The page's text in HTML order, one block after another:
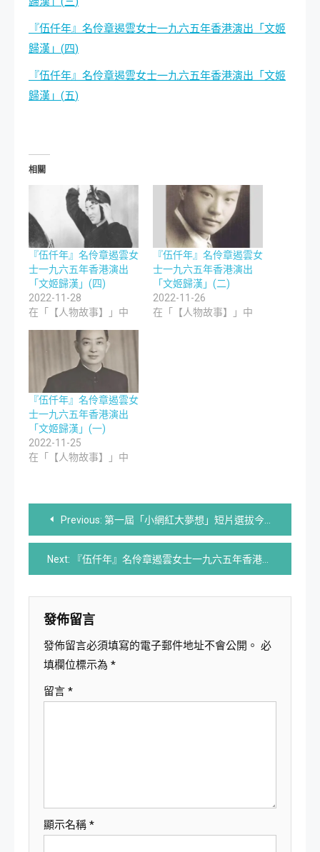
『伍仟年』名伶章遏雲女士一九六五年香港演出「文姬
歸漢」 (四)
『伍仟年』名伶章遏雲女士一九六五年香港演出「文姬
歸漢」 (五)
相關
『伍仟年』名伶章遏雲女
士一九六五年香港演出
「文姬歸漢」(四)
2022-11-28
在「【人物故事】」中
『伍仟年』名伶章遏雲女
士一九六五年香港演出
「文姬歸漢」(二)
2022-11-26
在「【人物故事】」中
『伍仟年』名伶章遏雲女
士一九六五年香港演出
「文姬歸漢」(一)
2022-11-25
在「【人物故事】」中
文
章
導
覽
Previous: 第一屆「小網紅大夢想」短片選拔今日（11/25）截止，收件數遠超預期！
Next: 『伍仟年』名伶章遏雲女士一九六五年香港演出「文姬歸漢」(四)
發佈留言
發佈留言必須填寫的電子郵件地址不會公開。 必
填欄位標示為 *
留言 *
顯示名稱 *